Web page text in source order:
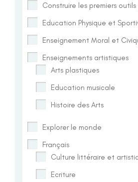
Construire les premiers
Education Physique et
Enseignement Moral et
Enseignements artistiques
Arts plastiques
Education musicale
Histoire des Arts
Explorer le monde
Français
Culture littéraire et
Ecriture